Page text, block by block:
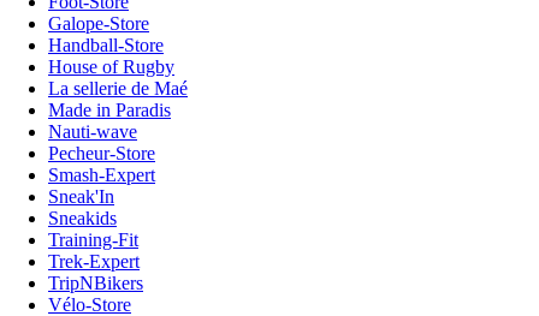
Galope-Store
Handball-Store
House of Rugby
La sellerie de Maé
Made in Paradis
Nauti-wave
Pecheur-Store
Smash-Expert
Sneak'In
Sneakids
Training-Fit
Trek-Expert
TripNBikers
Vélo-Store